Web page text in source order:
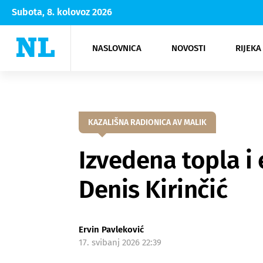
Subota, 8. kolovoz 2026
NASLOVNICA NOVOSTI
Rijeka Opatija
NK
Moda
Kultura
KAZALIŠNA RADIONICA AV MALIK
Izvedena topla i
Denis Kirinčić
Ervin Pavleković
17. svibanj 2026 22:39